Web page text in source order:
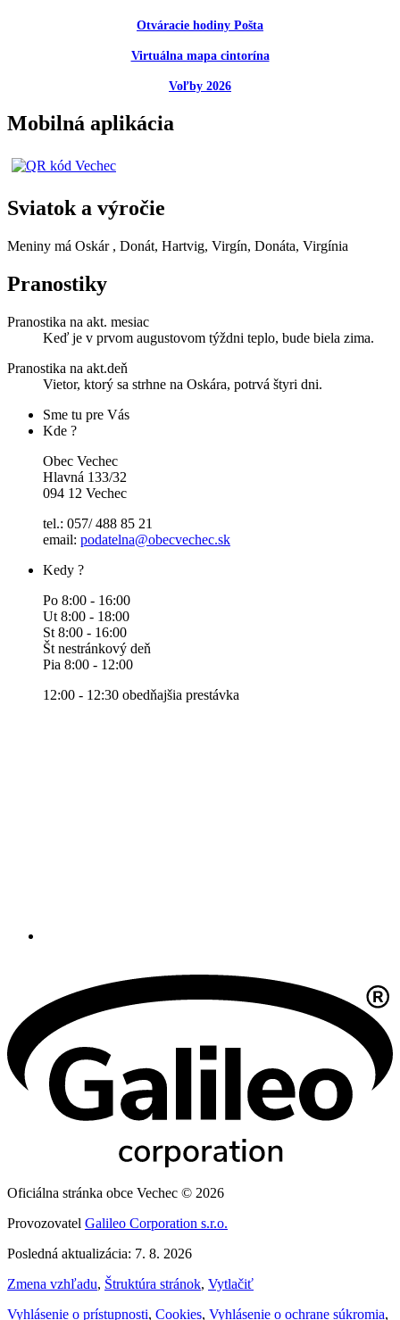
Otváracie hodiny Pošta
Virtuálna mapa cintorína
Voľby 2026
Mobilná aplikácia
Sviatok a výročie
Meniny má Oskár , Donát, Hartvig, Virgín, Donáta, Virgínia
Pranostiky
Pranostika na akt. mesiac
Keď je v prvom augustovom týždni teplo, bude biela zima.
Pranostika na akt.deň
Vietor, ktorý sa strhne na Oskára, potrvá štyri dni.
Sme tu pre Vás
Kde ?
Obec Vechec
Hlavná 133/32
094 12 Vechec
tel.: 057/ 488 85 21
email: podatelna@obecvechec.sk
Kedy ?
Po 8:00 - 16:00
Ut 8:00 - 18:00
St 8:00 - 16:00
Št nestránkový deň
Pia 8:00 - 12:00
12:00 - 12:30 obedňajšia prestávka
Oficiálna stránka obce Vechec © 2026
Provozovatel Galileo Corporation s.r.o.
Posledná aktualizácia: 7. 8. 2026
Zmena vzhľadu, Štruktúra stránok, Vytlačiť
Vyhlásenie o prístupnosti, Cookies, Vyhlásenie o ochrane súkromia,